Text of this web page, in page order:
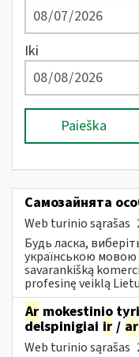
Iki
Paieška
Самозайнята
Web turinio sąrašas
Будь ласка,
українською
savarankišką
profesinę veiklą
Ar mokestinio
delspinigiai ir / ar
Web turinio sąrašas